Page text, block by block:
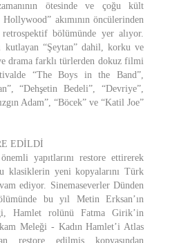
ötesinde ve çoğu kült
akımının öncülerinden
bölümünde yer alıyor.
kutlayan “Şeytan” dahil, korku ve
drama farklı türlerden dokuz filmi
“The Boys in the Band”,
“Dehşetin Bedeli”, “Devriye”,
Adam”, “Böcek” ve “Katil Joe”
EDİLDİ
yapıtlarını restore ettirerek
klasiklerin yeni kopyalarını Türk
ediyor. Sinemaseverler Dünden
bu yıl Metin Erksan’ın
Hamlet rolünü Fatma Girik’in
Meleği - Kadın Hamlet’i Atlas
restore edilmiş kopyasından